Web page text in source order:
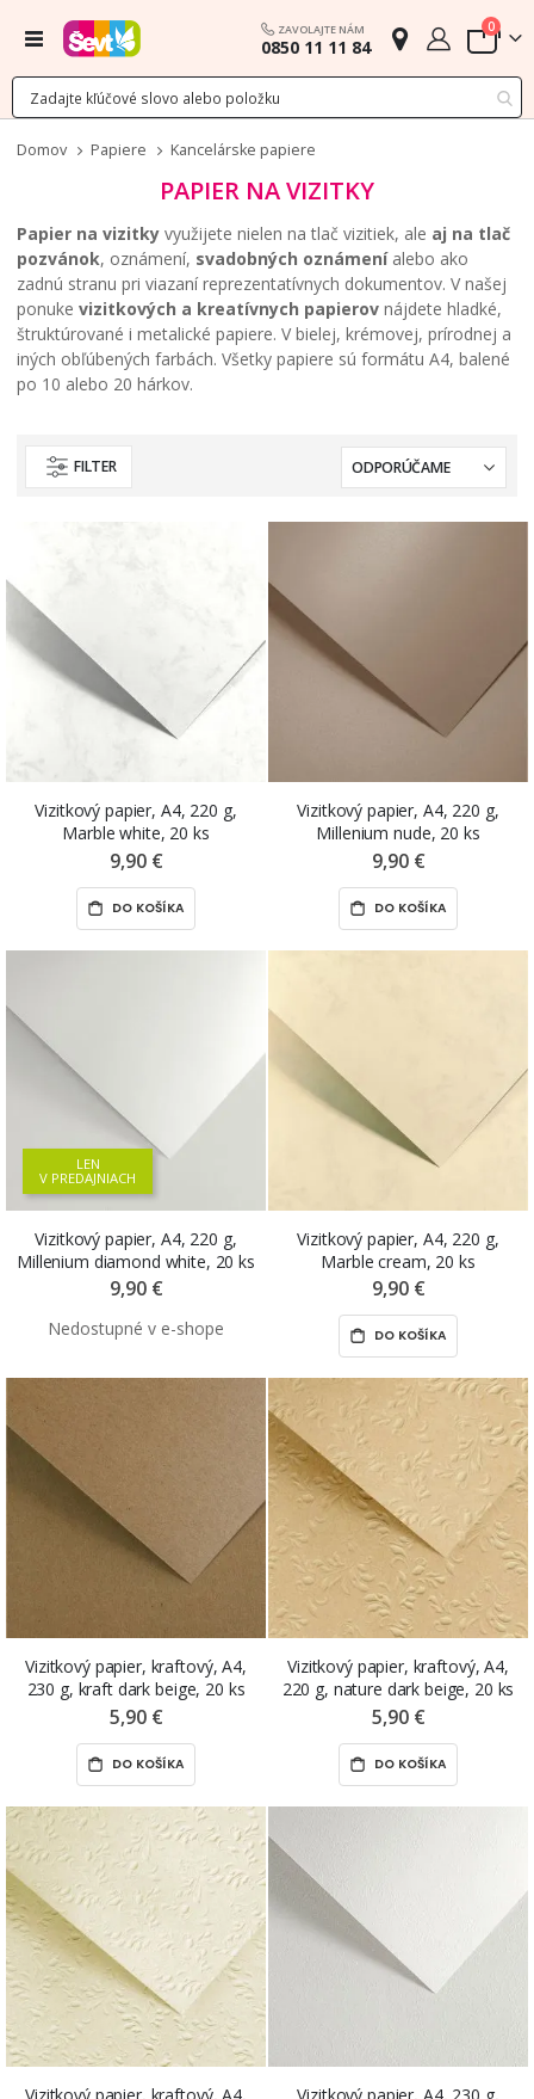
Menu ZAVOLAJTE NÁM
0850 11 11 84 Cart
0
Domov Papiere Kancelárske papiere
PAPIER NA VIZITKY
Papier na vizitky využijete nielen na tlač vizitiek, ale aj na tlač
pozvánok, oznámení, svadobných oznámeníalebo ako
zadnú stranu pri viazaní reprezentatívnych dokumentov. V našej
ponuke vizitkových a kreatívnych papierov nájdete hladké,
štruktúrované i metalické papiere. V bielej, krémovej, prírodnej a
iných obľúbených farbách. Všetky papiere sú formátu A4, balené
po 10 alebo 20 hárkov.
FILTER
Vizitkový papier, A4, 220 g,
Marble white, 20 ks
9,90 €
DO KOŠÍKA
Vizitkový papier, A4, 220 g,
Millenium nude, 20 ks
9,90 €
DO KOŠÍKA
LEN
V PREDAJNIACH
Vizitkový papier, A4, 220 g,
Millenium diamond white, 20 ks
9,90 €
Vizitkový papier, A4, 220 g,
Marble cream, 20 ks
9,90 €
DO KOŠÍKA
Vizitkový papier, kraftový, A4,
230 g, kraft dark beige, 20 ks
5,90 €
DO KOŠÍKA
Vizitkový papier, kraftový, A4,
220 g, nature dark beige, 20 ks
5,90 €
DO KOŠÍKA